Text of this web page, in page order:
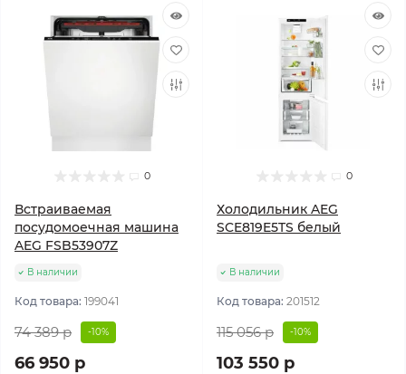
0
Встраиваемая
посудомоечная машина
AEG FSB53907Z
В наличии
Код товара: 199041
74 389 р -10%
66 950 р
0
Холодильник AEG
SCE819E5TS белый
В наличии
Код товара: 201512
115 056 р -10%
103 550 р